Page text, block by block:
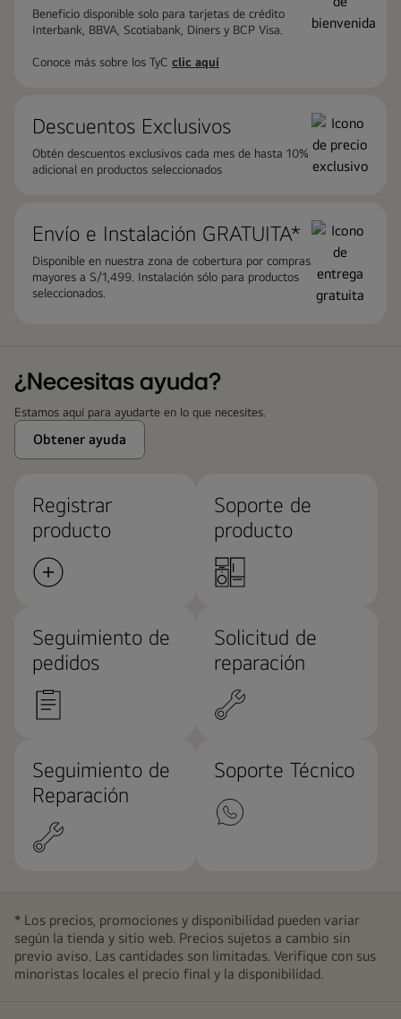
Beneficio disponible solo para tarjetas de crédito
Interbank, BBVA, Scotiabank, Diners y BCP Visa.
Conoce más sobre los TyC clic aquí
Descuentos Exclusivos
Obtén descuentos exclusivos cada mes de hasta 10%
adicional en productos seleccionados
Envío e Instalación ​GRATUITA*
Disponible en nuestra zona de cobertura por compras
mayores a S/1,499. Instalación sólo para productos
seleccionados.
¿Necesitas ayuda?
Estamos aquí para ayudarte en lo que necesites.
Obtener ayuda
Registrar
producto
Soporte de
producto
Seguimiento de
pedidos
Solicitud de
reparación
Seguimiento de
Reparación
Soporte Técnico
* Los precios, promociones y disponibilidad pueden variar
según la tienda y sitio web. Precios sujetos a cambio sin
previo aviso. Las cantidades son limitadas. Verifique con sus
minoristas locales el precio final y la disponibilidad.